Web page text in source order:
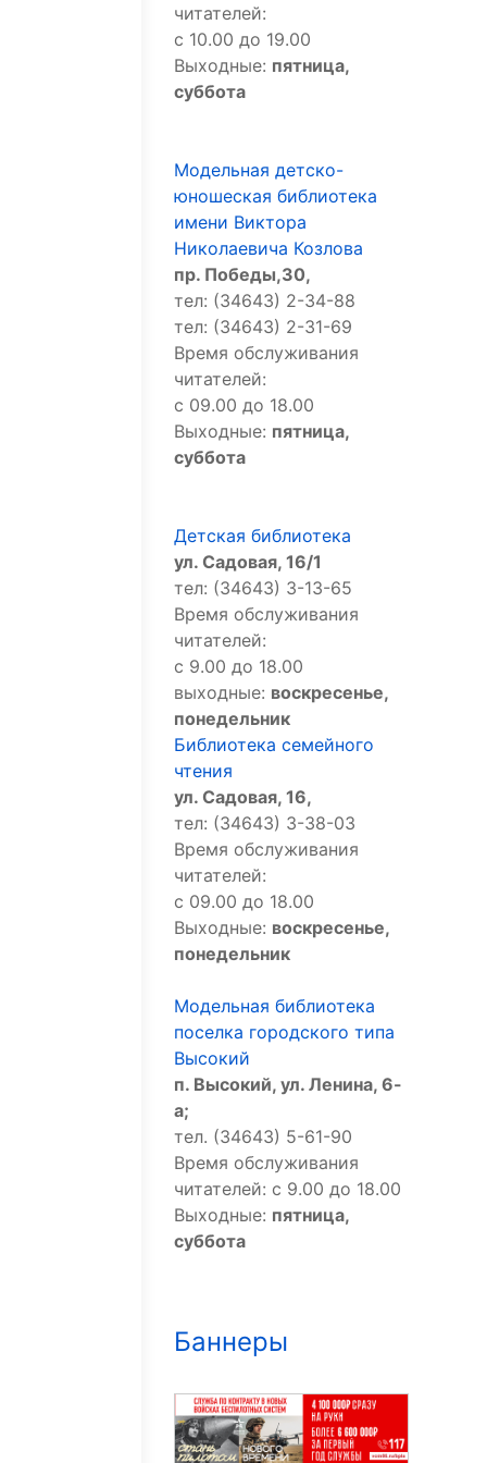
читателей:
с 10.00 до 19.00
Выходные: пятница,
суббота
Модельная детско-
юношеская библиотека
имени Виктора
Николаевича Козлова
пр. Победы,30,
тел: (34643) 2-34-88
тел: (34643) 2-31-69
Время обслуживания
читателей:
с 09.00 до 18.00
Выходные: пятница,
суббота
Детская библиотека
ул. Садовая, 16/1
тел: (34643) 3-13-65
Время обслуживания
читателей:
с 9.00 до 18.00
выходные: воскресенье,
понедельник
Библиотека семейного
чтения
ул. Садовая, 16,
тел: (34643) 3-38-03
Время обслуживания
читателей:
с 09.00 до 18.00
Выходные: воскресенье,
понедельник
Модельная библиотека
поселка городского типа
Высокий
п. Высокий, ул. Ленина, 6-
а;
тел. (34643) 5-61-90
Время обслуживания
читателей: с 9.00 до 18.00
Выходные: пятница,
суббота
Баннеры